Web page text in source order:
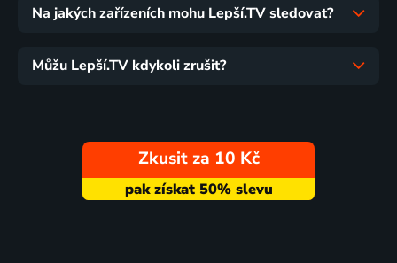
Na jakých zařízeních mohu Lepší.TV sledovat?
Můžu Lepší.TV kdykoli zrušit?
Zkusit za 10 Kč